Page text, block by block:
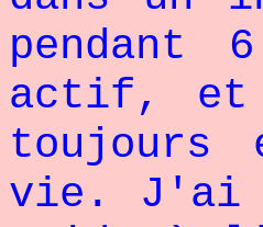
pendant
actif, et
toujours
vie. J'ai